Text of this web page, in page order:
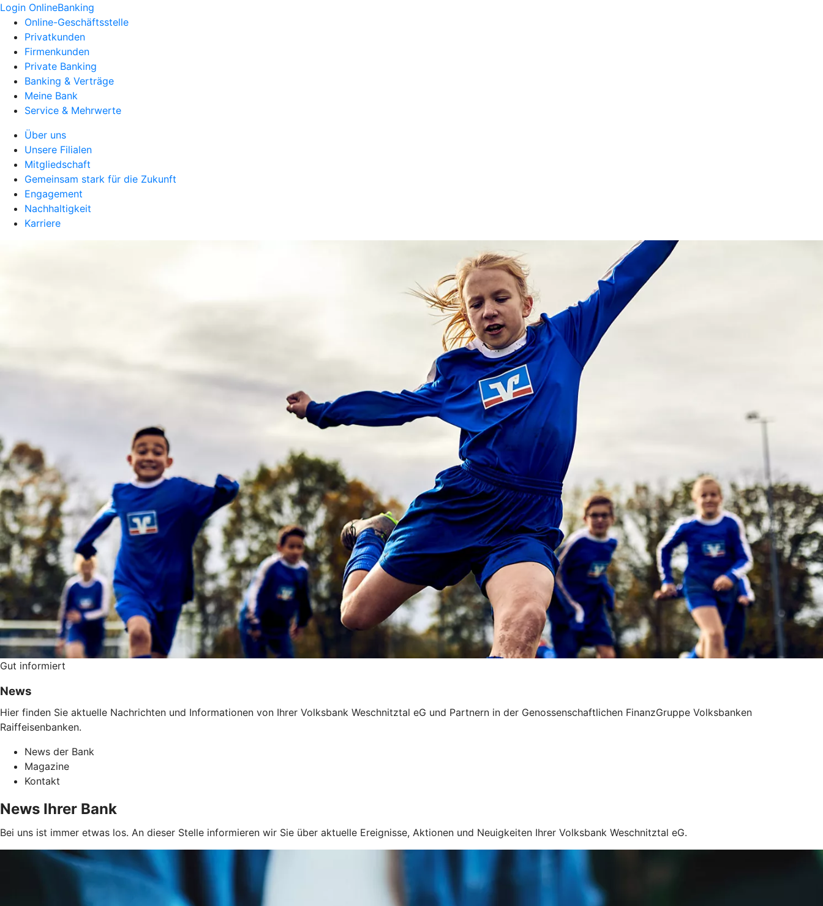
Login OnlineBanking
Online-Geschäftsstelle
Privatkunden
Firmenkunden
Private Banking
Banking & Verträge
Meine Bank
Service & Mehrwerte
Über uns
Unsere Filialen
Mitgliedschaft
Gemeinsam stark für die Zukunft
Engagement
Nachhaltigkeit
Karriere
Gut informiert
News
Hier finden Sie aktuelle Nachrichten und Informationen von Ihrer Volksbank Weschnitztal eG und Partnern in der Genossenschaftlichen FinanzGruppe Volksbanken
Raiffeisenbanken.
News der Bank
Magazine
Kontakt
News Ihrer Bank
Bei uns ist immer etwas los. An dieser Stelle informieren wir Sie über aktuelle Ereignisse, Aktionen und Neuigkeiten Ihrer Volksbank Weschnitztal eG.